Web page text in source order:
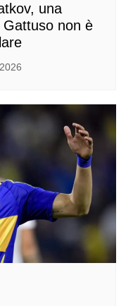
una
non è